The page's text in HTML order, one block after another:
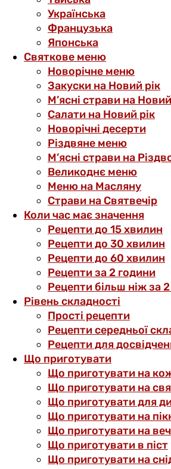
Українська
Французька
Японська
Святкове меню
Новорічне меню
Закуски на Новий рік
М’ясні страви на
Салати на Новий рік
Новорічні десерти
Різдвяне меню
М’ясні страви на
Великоднє меню
Меню на Масляну
Страви на Святвечір
Коли час має значення
Рецепти до 15 хвилин
Рецепти до 30 хвилин
Рецепти до 60 хвилин
Рецепти за 2 години
Рецепти більш ніж за
Рівень складності
Прості рецепти
Рецепти середньої
Рецепти для
Що приготувати
Що приготувати на
Що приготувати на
Що приготувати для
Що приготувати на
Що приготувати на
Що приготувати в піст
Що приготувати на